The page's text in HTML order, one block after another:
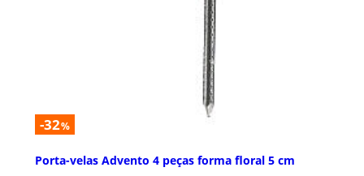
-32%
Porta-velas Advento 4 peças forma floral 5 cm